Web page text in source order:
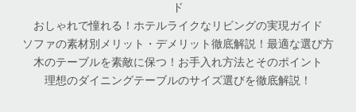
ド
おしゃれで憧れる！ホテルライクなリビングの実現ガイド
ソファの素材別メリット・デメリット徹底解説！最適な選び方
木のテーブルを素敵に保つ！お手入れ方法とそのポイント
理想のダイニングテーブルのサイズ選びを徹底解説！